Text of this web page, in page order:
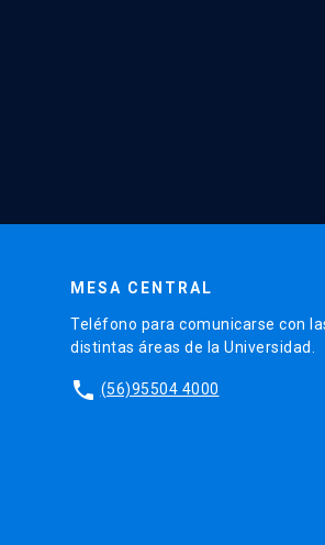
MESA CENTRAL
Teléfono para comunicarse con
distintas áreas de la Universidad.
phone (56)95504 4000